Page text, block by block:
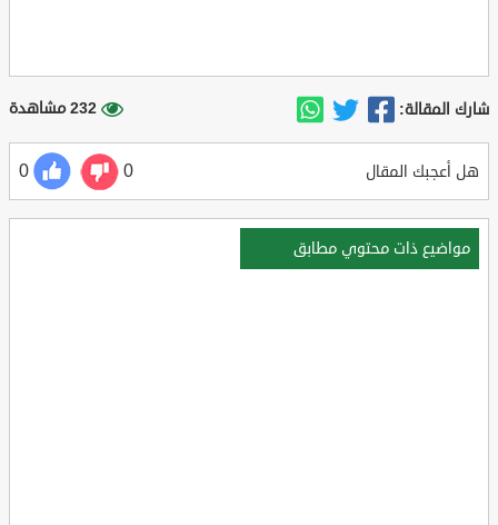
شارك المقالة: 232 مشاهدة
هل أعجبك المقال 0
0
مواضيع ذات محتوي مطابق